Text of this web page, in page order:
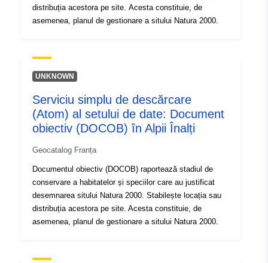
distribuția acestora pe site. Acesta constituie, de
asemenea, planul de gestionare a sitului Natura 2000.
UNKNOWN
Serviciu simplu de descărcare
(Atom) al setului de date: Document
obiectiv (DOCOB) în Alpii Înalți
Geocatalog Franța
Documentul obiectiv (DOCOB) raportează stadiul de
conservare a habitatelor și speciilor care au justificat
desemnarea sitului Natura 2000. Stabilește locația sau
distribuția acestora pe site. Acesta constituie, de
asemenea, planul de gestionare a sitului Natura 2000.